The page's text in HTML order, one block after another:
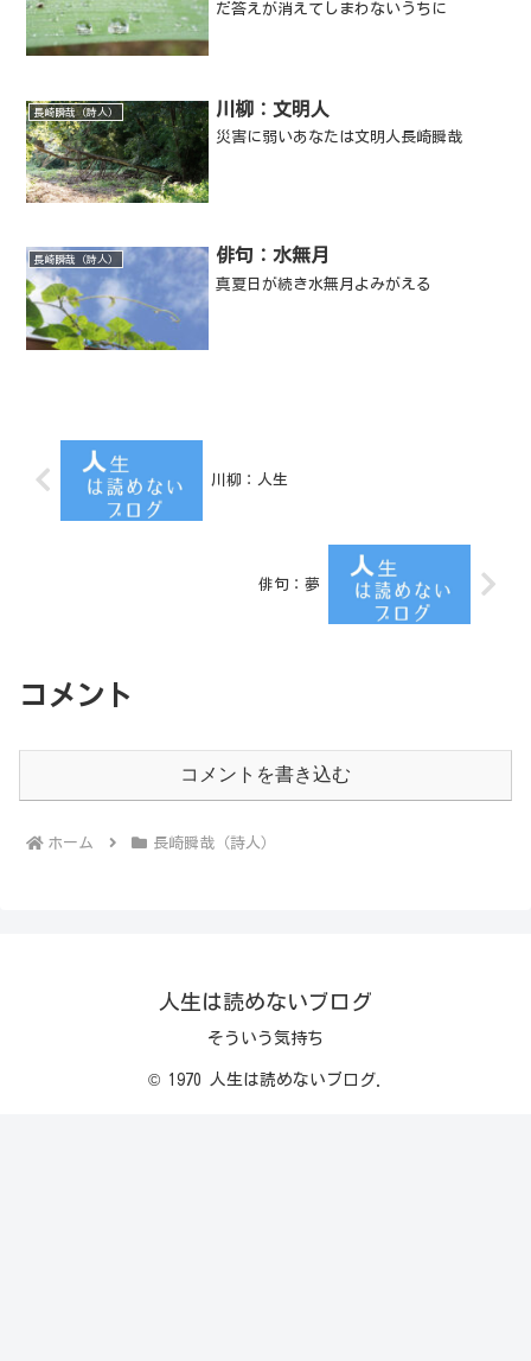
だ答えが消えてしまわないうちに
長崎瞬哉（詩人） 川柳：文明人
災害に弱いあなたは文明人長崎瞬哉
長崎瞬哉（詩人） 俳句：水無月
真夏日が続き水無月よみがえる
川柳：人生
俳句：夢
コメント
コメントを書き込む
ホーム 長崎瞬哉（詩人）
人生は読めないブログ
そういう気持ち
© 1970 人生は読めないブログ.